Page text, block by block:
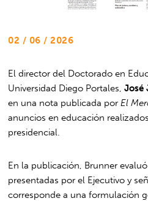
02 / 06 / 2026
El director del Doctorado en
Universidad Diego Portales,José
en una nota publicada por El
anuncios en educación
presidencial.
En la publicación, Brunner
presentadas por el Ejecutivo y
corresponde a una formulación